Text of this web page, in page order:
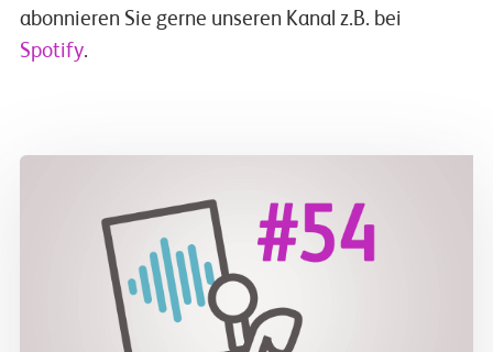
abonnieren Sie gerne unseren Kanal z.B. bei
Spotify.